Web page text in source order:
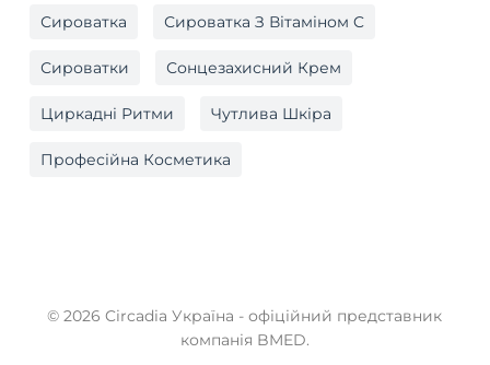
Сироватка Сироватка З Вітаміном C
Сироватки Сонцезахисний Крем
Циркадні Ритми Чутлива Шкіра
Професійна Косметика
© 2026 Circadia Україна - офіційний представник
компанія BMED.